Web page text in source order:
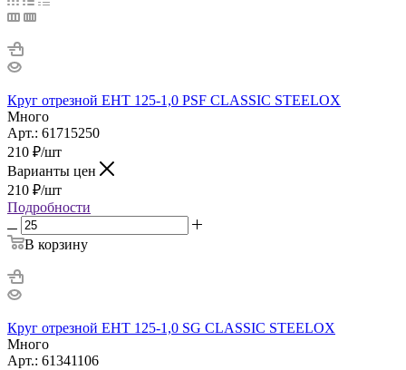
Круг отрезной EHT 125-1,0 PSF CLASSIC STEELOX
Много
Арт.: 61715250
210 ₽/шт
Варианты цен
210 ₽/шт
Подробности
В корзину
Круг отрезной EHT 125-1,0 SG CLASSIC STEELOX
Много
Арт.: 61341106